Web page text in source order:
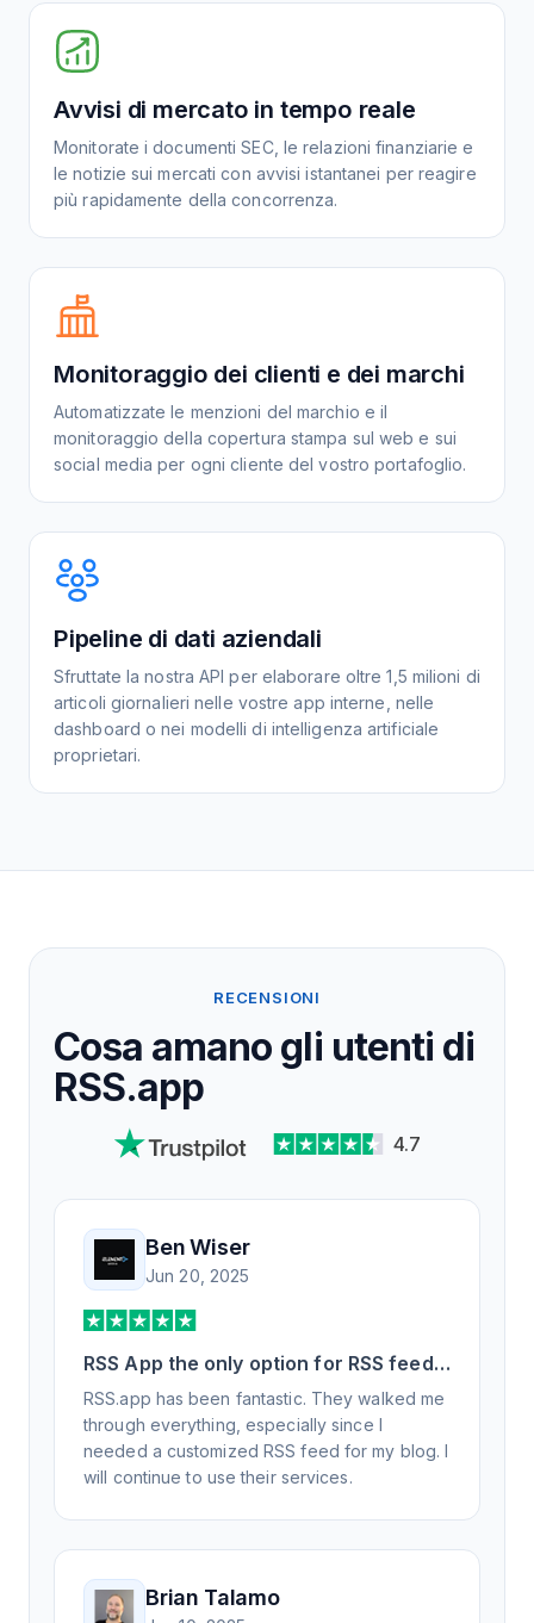
Avvisi di mercato in tempo reale
Monitorate i documenti SEC, le relazioni finanziarie e
le notizie sui mercati con avvisi istantanei per reagire
più rapidamente della concorrenza.
Monitoraggio dei clienti e dei marchi
Automatizzate le menzioni del marchio e il
monitoraggio della copertura stampa sul web e sui
social media per ogni cliente del vostro portafoglio.
Pipeline di dati aziendali
Sfruttate la nostra API per elaborare oltre 1,5 milioni di
articoli giornalieri nelle vostre app interne, nelle
dashboard o nei modelli di intelligenza artificiale
proprietari.
RECENSIONI
Cosa amano gli utenti di
RSS.app
4.7
Ben Wiser
Jun 20, 2025
RSS App the only option for RSS feed
generation
RSS.app has been fantastic. They walked me
through everything, especially since I
needed a customized RSS feed for my blog. I
will continue to use their services.
Brian Talamo